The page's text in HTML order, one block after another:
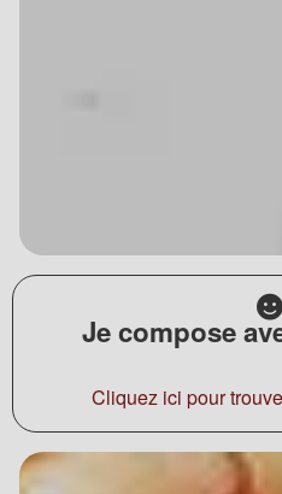
Je compose
Cliquez ici pour